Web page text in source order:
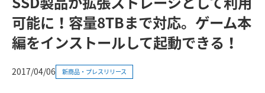
可能に！容量8TBまで対応。ゲーム本
編をインストールして起動できる！
2017/04/06 新商品・プレスリリース